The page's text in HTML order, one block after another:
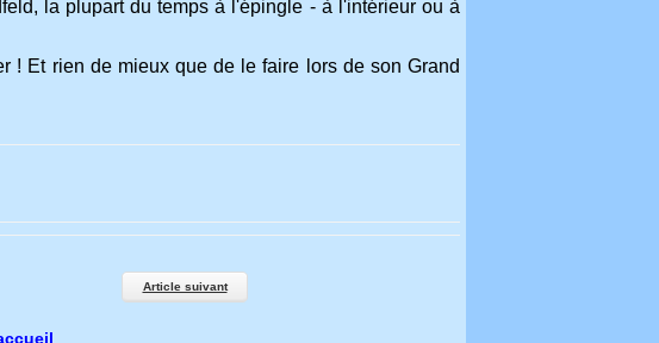
la plupart du temps à l'épingle - à l'intérieur ou à
! Et rien de mieux que de le faire lors de son Grand
Article suivant